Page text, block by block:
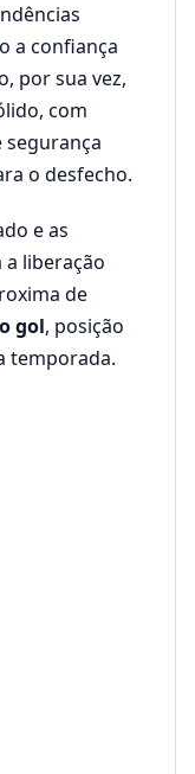
a confiança
por sua vez,
com
o desfecho.
e as
liberação
de
gol, posição
temporada.